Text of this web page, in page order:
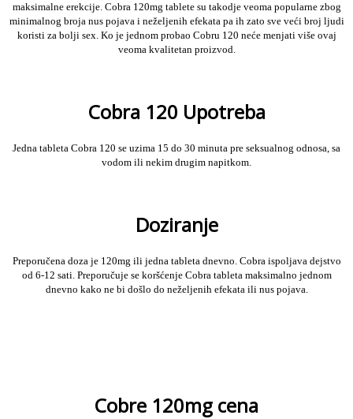
maksimalne erekcije. Cobra 120mg tablete su takodje veoma popularne zbog
minimalnog broja nus pojava i neželjenih efekata pa ih zato sve veći broj ljudi
koristi za bolji sex. Ko je jednom probao Cobru 120 neće menjati više ovaj
veoma kvalitetan proizvod.
Cobra 120 Upotreba
Jedna tableta Cobra 120 se uzima 15 do 30 minuta pre seksualnog odnosa, sa
vodom ili nekim drugim napitkom.
Doziranje
Preporučena doza je 120mg ili jedna tableta dnevno. Cobra ispoljava dejstvo
od 6-12 sati. Preporučuje se koršćenje Cobra tableta maksimalno jednom
dnevno kako ne bi došlo do neželjenih efekata ili nus pojava.
Cobre 120mg cena